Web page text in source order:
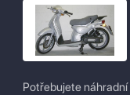
Potřebujete